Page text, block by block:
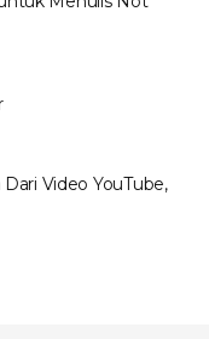
Video YouTube,